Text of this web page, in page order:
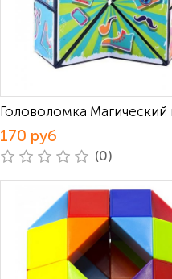
Головоломка Магический
170 руб
(0)